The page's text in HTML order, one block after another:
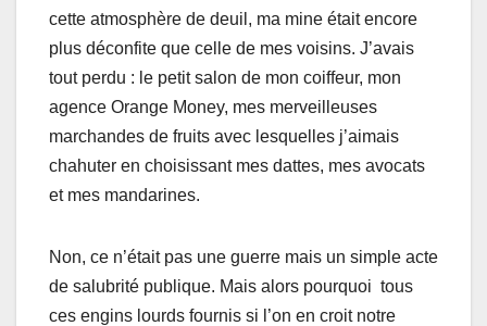
cette atmosphère de deuil, ma mine était encore
plus déconfite que celle de mes voisins. J’avais
tout perdu : le petit salon de mon coiffeur, mon
agence Orange Money, mes merveilleuses
marchandes de fruits avec lesquelles j’aimais
chahuter en choisissant mes dattes, mes avocats
et mes mandarines.
Non, ce n’était pas une guerre mais un simple acte
de salubrité publique. Mais alors pourquoi tous
ces engins lourds fournis si l’on en croit notre